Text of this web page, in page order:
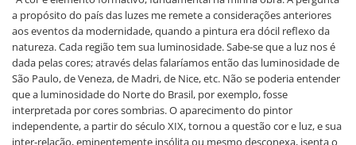
a propósito do país das luzes me remete a considerações anteriores
aos eventos da modernidade, quando a pintura era dócil reflexo da
natureza. Cada região tem sua luminosidade. Sabe-se que a luz nos é
dada pelas cores; através delas falaríamos então das luminosidade de
São Paulo, de Veneza, de Madri, de Nice, etc. Não se poderia entender
que a luminosidade do Norte do Brasil, por exemplo, fosse
interpretada por cores sombrias. O aparecimento do pintor
independente, a partir do século XIX, tornou a questão cor e luz, e sua
inter-relação, eminentemente insólita ou mesmo desconexa, isenta o